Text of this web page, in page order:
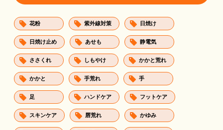
花粉 紫外線対策 日焼け
日焼け止め あせも 静電気
ささくれ しもやけ かかと荒れ
かかと 手荒れ 手
足 ハンドケア フットケア
スキンケア 唇荒れ かゆみ